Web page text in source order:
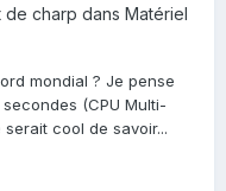
de charp dans Matériel
mondial ? Je pense
(CPU Multi-
cool de savoir...